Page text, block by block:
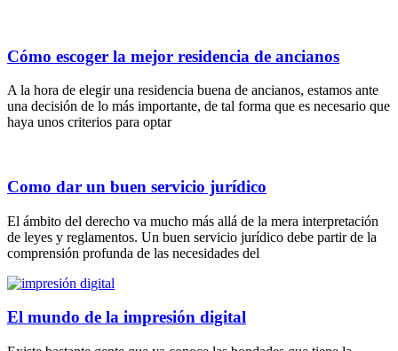
Cómo escoger la mejor residencia de ancianos
A la hora de elegir una residencia buena de ancianos, estamos ante
una decisión de lo más importante, de tal forma que es necesario que
haya unos criterios para optar
Como dar un buen servicio jurídico
El ámbito del derecho va mucho más allá de la mera interpretación
de leyes y reglamentos. Un buen servicio jurídico debe partir de la
comprensión profunda de las necesidades del
El mundo de la impresión digital